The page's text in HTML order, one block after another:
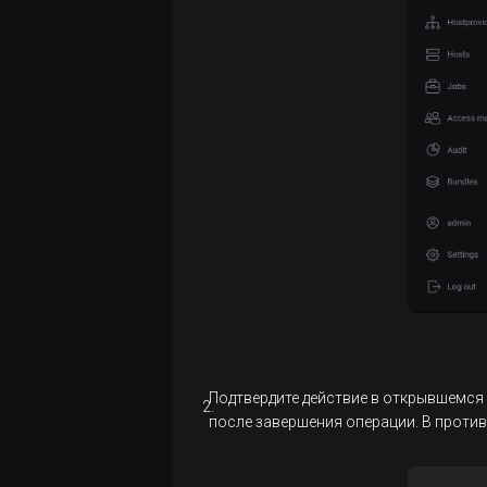
Подтвердите действие в
после завершения операции. В